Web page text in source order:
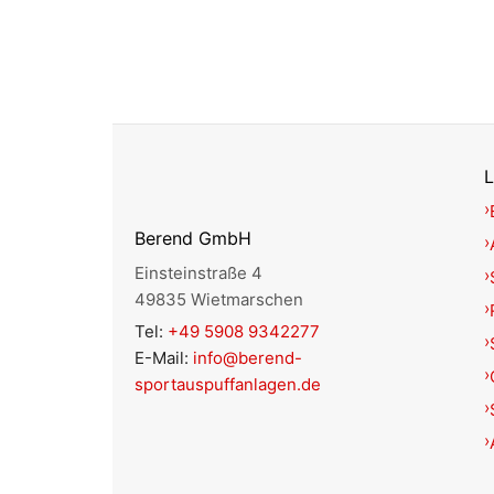
Berend GmbH
Einsteinstraße 4
49835 Wietmarschen
Tel: +49 5908 9342277
E-Mail: info@berend-
sportauspuffanlagen.de